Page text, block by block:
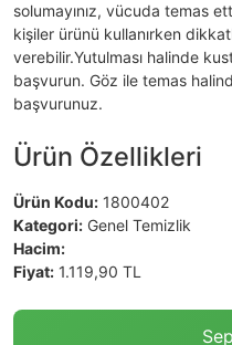
solumayınız, vücuda temas
kişiler ürünü kullanırken
verebilir.Yutulması halinde
başvurun. Göz ile temas
başvurunuz.
Ürün Özellikleri
Ürün Kodu: 1800402
Kategori: Genel Temizlik
Hacim:
Fiyat: 1.119,90 TL